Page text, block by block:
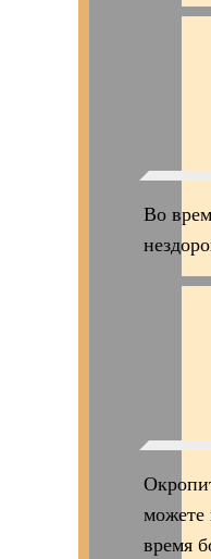
Во
можете
время